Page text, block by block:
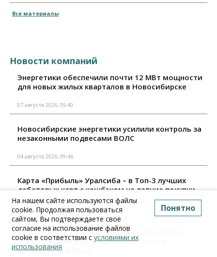
Все материалы
Новости компаний
Энергетики обеспечили почти 12 МВт мощности
для новых жилых кварталов в Новосибирске
07 августа 2026, 09:40
Новосибирские энергетики усилили контроль за
незаконными подвесами ВОЛС
04 августа 2026, 09:46
Карта «Прибыль» Уралсиба – в Топ-3 лучших
дебетовых карт с кешбэком на летние покупки
04 августа 2026, 09:10
Банк Уралсиб стал партнером Всероссийской
конференции «Инженерная биология и
биофармацевтика»
На нашем сайте используются файлы
cookie. Продолжая пользоваться
сайтом, Вы подтверждаете свое
согласие на использование файлов
cookie в соответствии с условиями их
использования
Понятно